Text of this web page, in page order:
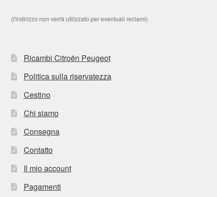
(l'indirizzo non verrà utilizzato per eventuali reclami)
Ricambi Citroën Peugeot
Politica sulla riservatezza
Cestino
Chi siamo
Consegna
Contatto
Il mio account
Pagamenti